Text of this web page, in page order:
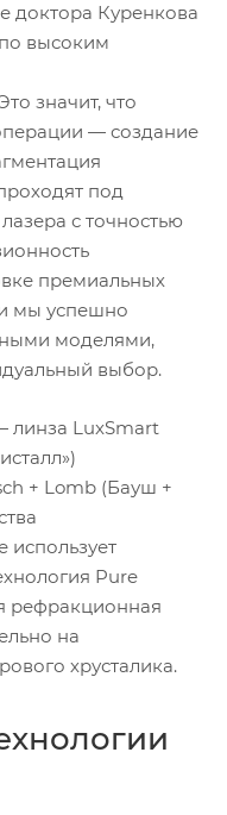
доктора Куренкова
высоким
значит, что
— создание
под
с точностью
премиальных
мы успешно
моделями,
выбор.
линза LuxSmart
+ Lomb (Бауш +
Pure
рефракционная
на
хрусталика.